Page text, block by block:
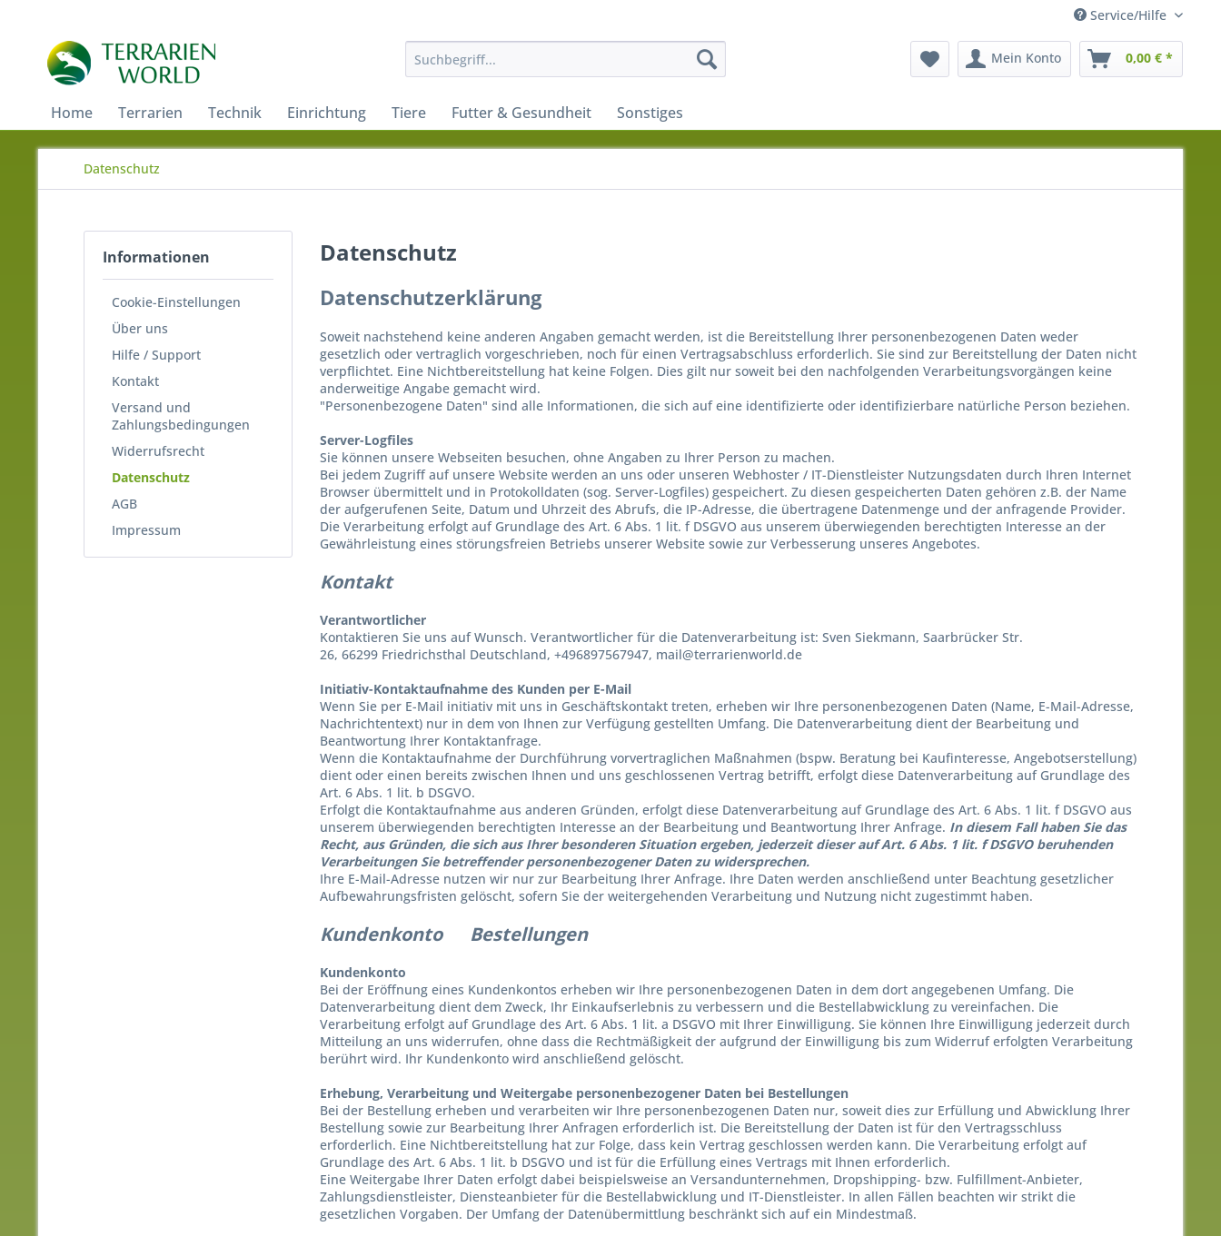
Service/Hilfe
Mein Konto 0,00 € *
Home Terrarien Technik Einrichtung Tiere Futter & Gesundheit Sonstiges
Datenschutz
Informationen
Cookie-Einstellungen
Über uns
Hilfe / Support
Kontakt
Versand und
Zahlungsbedingungen
Widerrufsrecht
Datenschutz
AGB
Impressum
Datenschutz
Datenschutzerklärung
Soweit nachstehend keine anderen Angaben gemacht werden, ist die Bereitstellung Ihrer personenbezogenen Daten weder
gesetzlich oder vertraglich vorgeschrieben, noch für einen Vertragsabschluss erforderlich. Sie sind zur Bereitstellung der Daten nicht
verpflichtet. Eine Nichtbereitstellung hat keine Folgen. Dies gilt nur soweit bei den nachfolgenden Verarbeitungsvorgängen keine
anderweitige Angabe gemacht wird.
"Personenbezogene Daten" sind alle Informationen, die sich auf eine identifizierte oder identifizierbare natürliche Person beziehen.
Server-Logfiles
Sie können unsere Webseiten besuchen, ohne Angaben zu Ihrer Person zu machen.
Bei jedem Zugriff auf unsere Website werden an uns oder unseren Webhoster / IT-Dienstleister Nutzungsdaten durch Ihren Internet
Browser übermittelt und in Protokolldaten (sog. Server-Logfiles) gespeichert. Zu diesen gespeicherten Daten gehören z.B. der Name
der aufgerufenen Seite, Datum und Uhrzeit des Abrufs, die IP-Adresse, die übertragene Datenmenge und der anfragende Provider.
Die Verarbeitung erfolgt auf Grundlage des Art. 6 Abs. 1 lit. f DSGVO aus unserem überwiegenden berechtigten Interesse an der
Gewährleistung eines störungsfreien Betriebs unserer Website sowie zur Verbesserung unseres Angebotes.
Kontakt
Verantwortlicher
Kontaktieren Sie uns auf Wunsch. Verantwortlicher für die Datenverarbeitung ist: Sven Siekmann, Saarbrücker Str.
26, 66299 Friedrichsthal Deutschland, +496897567947, mail@terrarienworld.de
Initiativ-Kontaktaufnahme des Kunden per E-Mail
Wenn Sie per E-Mail initiativ mit uns in Geschäftskontakt treten, erheben wir Ihre personenbezogenen Daten (Name, E-Mail-Adresse,
Nachrichtentext) nur in dem von Ihnen zur Verfügung gestellten Umfang. Die Datenverarbeitung dient der Bearbeitung und
Beantwortung Ihrer Kontaktanfrage.
Wenn die Kontaktaufnahme der Durchführung vorvertraglichen Maßnahmen (bspw. Beratung bei Kaufinteresse, Angebotserstellung)
dient oder einen bereits zwischen Ihnen und uns geschlossenen Vertrag betrifft, erfolgt diese Datenverarbeitung auf Grundlage des
Art. 6 Abs. 1 lit. b DSGVO.
Erfolgt die Kontaktaufnahme aus anderen Gründen, erfolgt diese Datenverarbeitung auf Grundlage des Art. 6 Abs. 1 lit. f DSGVO aus
unserem überwiegenden berechtigten Interesse an der Bearbeitung und Beantwortung Ihrer Anfrage. In diesem Fall haben Sie das
Recht, aus Gründen, die sich aus Ihrer besonderen Situation ergeben, jederzeit dieser auf Art. 6 Abs. 1 lit. f DSGVO beruhenden
Verarbeitungen Sie betreffender personenbezogener Daten zu widersprechen.
Ihre E-Mail-Adresse nutzen wir nur zur Bearbeitung Ihrer Anfrage. Ihre Daten werden anschließend unter Beachtung gesetzlicher
Aufbewahrungsfristen gelöscht, sofern Sie der weitergehenden Verarbeitung und Nutzung nicht zugestimmt haben.
Kundenkonto Bestellungen
Kundenkonto
Bei der Eröffnung eines Kundenkontos erheben wir Ihre personenbezogenen Daten in dem dort angegebenen Umfang. Die
Datenverarbeitung dient dem Zweck, Ihr Einkaufserlebnis zu verbessern und die Bestellabwicklung zu vereinfachen. Die
Verarbeitung erfolgt auf Grundlage des Art. 6 Abs. 1 lit. a DSGVO mit Ihrer Einwilligung. Sie können Ihre Einwilligung jederzeit durch
Mitteilung an uns widerrufen, ohne dass die Rechtmäßigkeit der aufgrund der Einwilligung bis zum Widerruf erfolgten Verarbeitung
berührt wird. Ihr Kundenkonto wird anschließend gelöscht.
Erhebung, Verarbeitung und Weitergabe personenbezogener Daten bei Bestellungen
Bei der Bestellung erheben und verarbeiten wir Ihre personenbezogenen Daten nur, soweit dies zur Erfüllung und Abwicklung Ihrer
Bestellung sowie zur Bearbeitung Ihrer Anfragen erforderlich ist. Die Bereitstellung der Daten ist für den Vertragsschluss
erforderlich. Eine Nichtbereitstellung hat zur Folge, dass kein Vertrag geschlossen werden kann. Die Verarbeitung erfolgt auf
Grundlage des Art. 6 Abs. 1 lit. b DSGVO und ist für die Erfüllung eines Vertrags mit Ihnen erforderlich.
Eine Weitergabe Ihrer Daten erfolgt dabei beispielsweise an Versandunternehmen, Dropshipping- bzw. Fulfillment-Anbieter,
Zahlungsdienstleister, Diensteanbieter für die Bestellabwicklung und IT-Dienstleister. In allen Fällen beachten wir strikt die
gesetzlichen Vorgaben. Der Umfang der Datenübermittlung beschränkt sich auf ein Mindestmaß.